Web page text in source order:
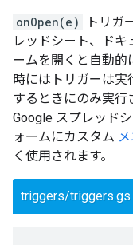
onOpen(e)
トリガ
レッドシート、ド
ームを開くと自動的
時にはトリガーは実
するときにのみ実行
Google スプレッド
ォームにカスタム
く使用されます。
triggers/triggers.gs